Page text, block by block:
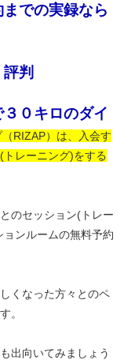
での実録なら
判
０キロのダイ
RIZAP）は、入会す
レーニング)をする
のセッション(トレー
ンルームの無料予約
くなった方々とのペ
。
出向いてみましょう